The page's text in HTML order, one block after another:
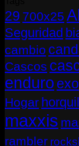
29 700x25
Seguridad
cambio
Cascos
enduro exo
Hogar
maxxis
rambler